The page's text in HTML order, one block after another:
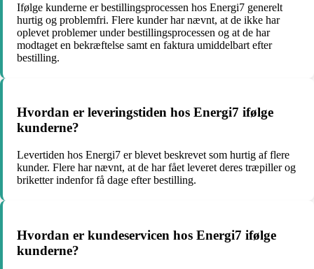
Ifølge kunderne er bestillingsprocessen hos Energi7 generelt
hurtig og problemfri. Flere kunder har nævnt, at de ikke har
oplevet problemer under bestillingsprocessen og at de har
modtaget en bekræftelse samt en faktura umiddelbart efter
bestilling.
Hvordan er leveringstiden hos Energi7 ifølge
kunderne?
Levertiden hos Energi7 er blevet beskrevet som hurtig af flere
kunder. Flere har nævnt, at de har fået leveret deres træpiller og
briketter indenfor få dage efter bestilling.
Hvordan er kundeservicen hos Energi7 ifølge
kunderne?